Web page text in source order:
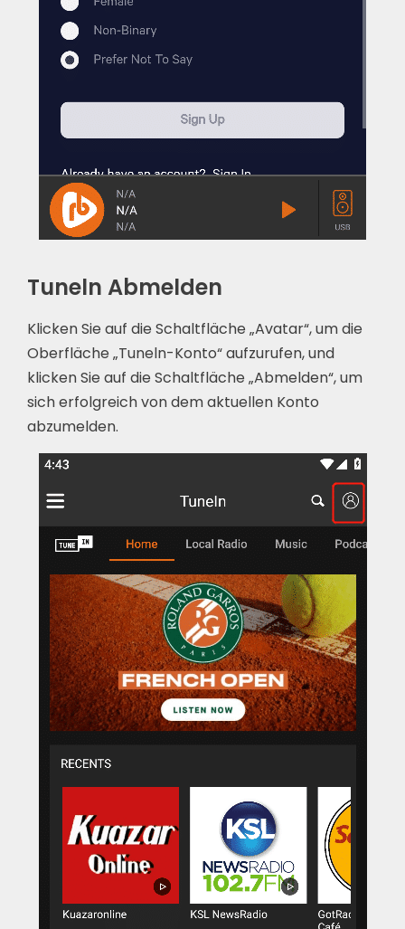
Tuneln Abmelden
Klicken Sie auf die Schaltfläche „Avatar“, um die
Oberfläche „Tuneln-Konto“ aufzurufen, und
klicken Sie auf die Schaltfläche „Abmelden“, um
sich erfolgreich von dem aktuellen Konto
abzumelden.